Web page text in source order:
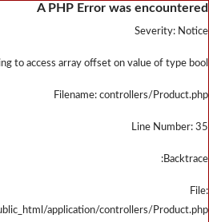
/home/u323798391/domains/